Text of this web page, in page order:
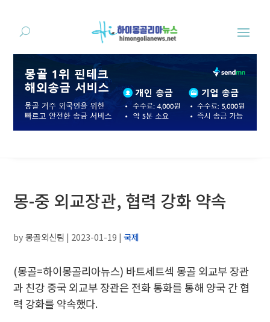
몽-중 외교장관, 협력 강화 약속
by몽골외신팀 | 2023-01-19 |국제
(몽골=하이몽골리아뉴스) 바트세트섹 몽골 외교부 장관
과 친강 중국 외교부 장관은 전화 통화를 통해 양국 간 협
력 강화를 약속했다.